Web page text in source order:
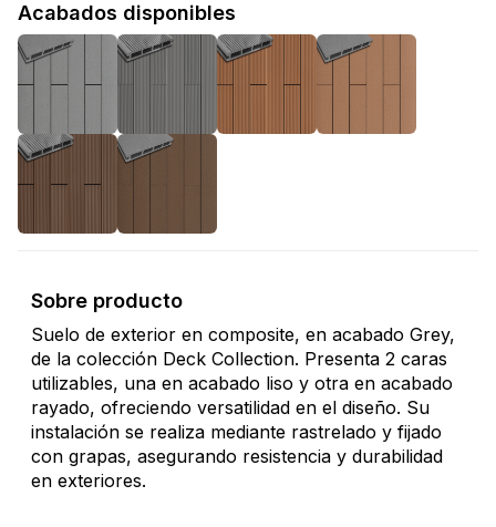
Acabados disponibles
Sobre producto
Suelo de exterior en composite, en acabado Grey,
de la colección Deck Collection. Presenta 2 caras
utilizables, una en acabado liso y otra en acabado
rayado, ofreciendo versatilidad en el diseño. Su
instalación se realiza mediante rastrelado y fijado
con grapas, asegurando resistencia y durabilidad
en exteriores.